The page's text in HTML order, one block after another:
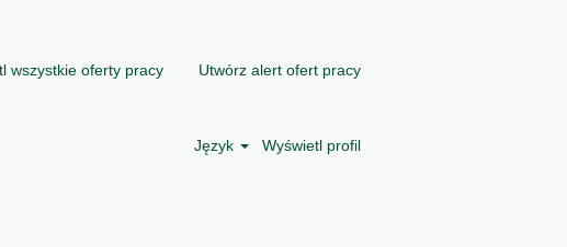
wszystkie oferty pracy Utwórz alert ofert pracy
Język Wyświetl profil